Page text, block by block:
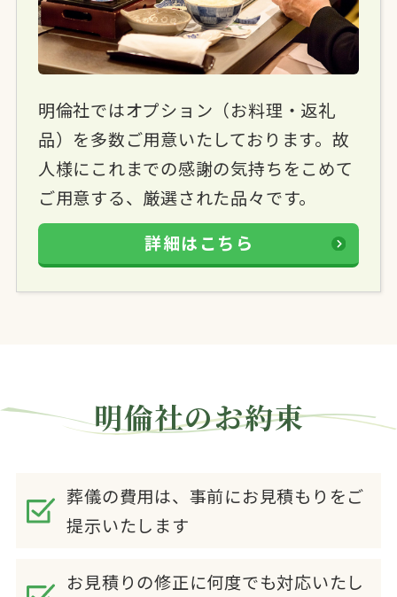
明倫社ではオプション（お料理・返礼
品）を多数ご用意いたしております。故
人様にこれまでの感謝の気持ちをこめて
ご用意する、厳選された品々です。
詳細はこちら
明倫社のお約束
葬儀の費用は、事前にお見積もりをご
提示いたします
お見積りの修正に何度でも対応いたし